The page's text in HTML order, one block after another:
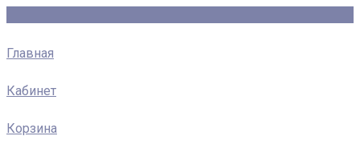
Главная
Кабинет
Корзина